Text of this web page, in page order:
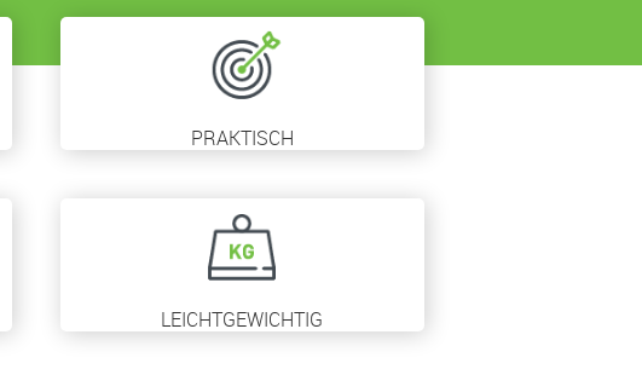
PRAKTISCH
LEICHTGEWICHTIG